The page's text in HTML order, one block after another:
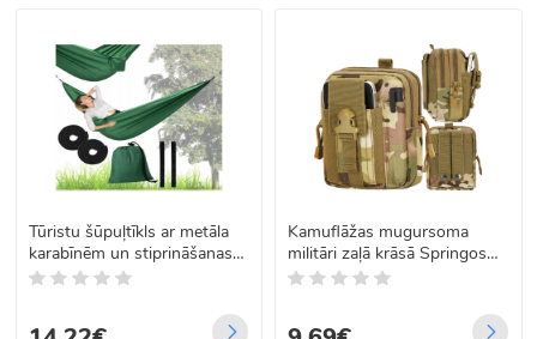
Tūristu šūpuļtīkls ar metāla
karabīnēm un stiprināšanas
virvēm, 260 x 140 cm, zaļš
Kamuflāžas mugursoma
militāri zaļā krāsā Springos
CS0098